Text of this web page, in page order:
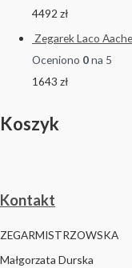
4492 zł
Zegarek Laco
Oceniono 0na 5
1643 zł
Koszyk
Kontakt
ZEGARMISTRZOWSKA
Małgorzata Durska